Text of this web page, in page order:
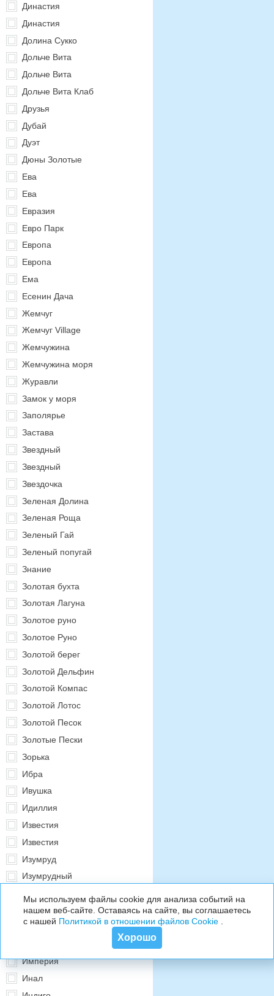
Династия
Династия
Долина Сукко
Дольче Вита
Дольче Вита
Дольче Вита Клаб
Друзья
Дубай
Дуэт
Дюны Золотые
Ева
Ева
Евразия
Евро Парк
Европа
Европа
Ема
Есенин Дача
Жемчуг
Жемчуг Village
Жемчужина
Жемчужина моря
Журавли
Замок у моря
Заполярье
Застава
Звездный
Звездный
Звездочка
Зеленая Долина
Зеленая Роща
Зеленый Гай
Зеленый попугай
Знание
Золотая бухта
Золотая Лагуна
Золотое руно
Золотое Руно
Золотой берег
Золотой Дельфин
Золотой Компас
Золотой Лотос
Золотой Песок
Золотые Пески
Зорька
Ибра
Ивушка
Идиллия
Известия
Известия
Изумруд
Изумрудный
Илона
им. Фрунзе
Империя
Инал
Мы используем файлы cookie для анализа событий на
нашем веб-сайте. Оставаясь на сайте, вы соглашаетесь
с нашей Политикой в отношении файлов Cookie.
Хорошо